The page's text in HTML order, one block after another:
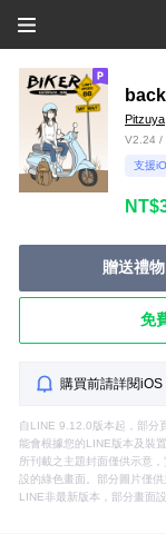
Pitzuya
V2.24 /
支援
贈送禮物
免
購買前請詳閱
自LINE 9.12.0版本起，部分
能會根據您的LINE版本及裝
所刊載之主題封面僅供示意
設的綠色畫面。部分圖片僅
LINE非最新版本，部分畫面